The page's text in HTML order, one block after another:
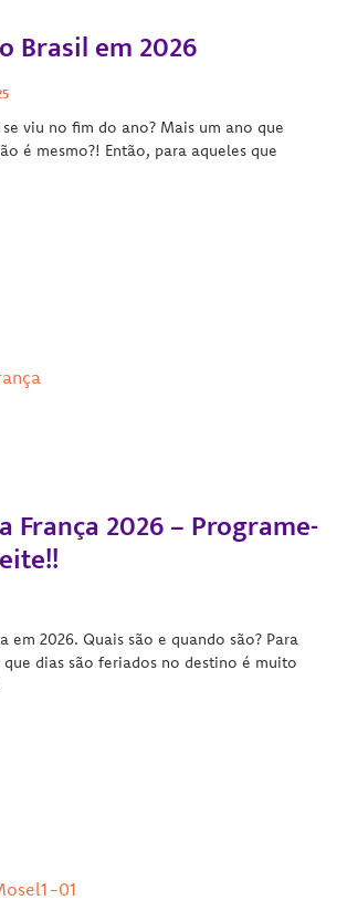
Brasil em 2026
viu no fim do ano? Mais um ano que
é mesmo?! Então, para aqueles que
França 2026 – Programe-
em 2026. Quais são e quando são? Para
dias são feriados no destino é muito